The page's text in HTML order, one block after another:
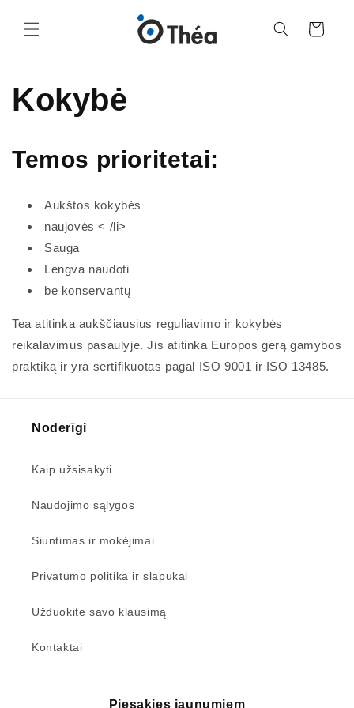
turinį
Krepšelis
Kokybė
Temos prioritetai:
Aukštos kokybės
naujovės < /li>
Sauga
Lengva naudoti
be konservantų
Tea atitinka aukščiausius reguliavimo ir kokybės
reikalavimus pasaulyje. Jis atitinka Europos gerą gamybos
praktiką ir yra sertifikuotas pagal ISO 9001 ir ISO 13485.
Noderīgi
Kaip užsisakyti
Naudojimo sąlygos
Siuntimas ir mokėjimai
Privatumo politika ir slapukai
Užduokite savo klausimą
Kontaktai
Piesakies jaunumiem